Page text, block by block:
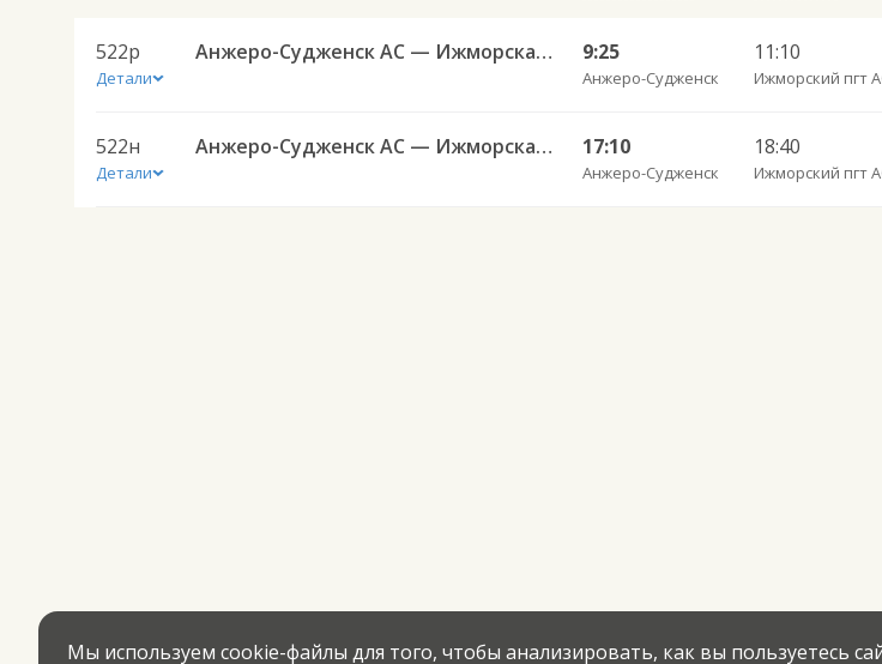
522р
Детали
Анжеро-Судженск АС — Ижморская АС 522р 9:25
Анжеро-Судженск
11:10
Ижморский пгт
522н
Детали
Анжеро-Судженск АС — Ижморская АС 522н 17:10
Анжеро-Судженск
18:40
Ижморский пгт
Мы используем cookie-файлы для того, чтобы анализировать, как вы пользуетесь